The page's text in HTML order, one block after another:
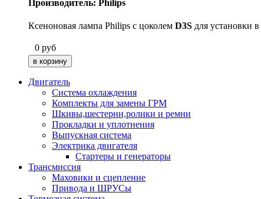
Производитель: Philips
Ксеноновая лампа Philips с цоколем D3S для установки в
0 руб
Двигатель
Система охлаждения
Комплекты для замены ГРМ
Шкивы,шестерни,ролики и ремни
Прокладки и уплотнения
Выпускная система
Электрика двигателя
Стартеры и генераторы
Трансмиссия
Маховики и сцепление
Привода и ШРУСы